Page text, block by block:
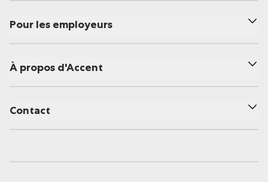
Pour les employeurs
À propos d'Accent
Contact